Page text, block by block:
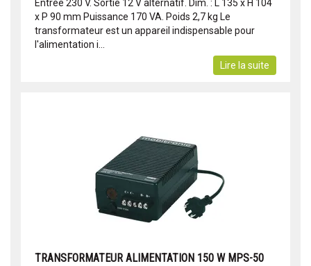
Entrée 230 V. Sortie 12 V alternatif. Dim. : L 135 x H 104
x P 90 mm Puissance 170 VA. Poids 2,7 kg Le
transformateur est un appareil indispensable pour
l'alimentation i...
Lire la suite
TRANSFORMATEUR ALIMENTATION 150 W MPS-50